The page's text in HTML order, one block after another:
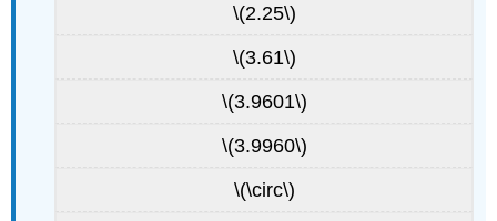
\(2.25\)
\(3.61\)
\(3.9601\)
\(3.9960\)
\(\circ\)